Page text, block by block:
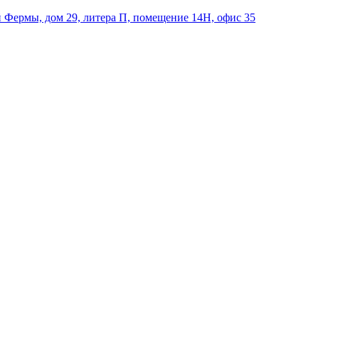
Фермы, дом 29, литера П, помещение 14Н, офис 35